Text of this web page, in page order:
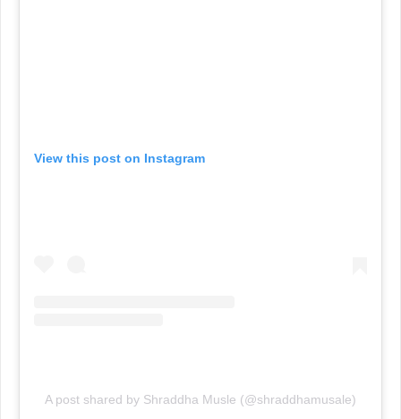
View this post on Instagram
A post shared by Shraddha Musle (@shraddhamusale)